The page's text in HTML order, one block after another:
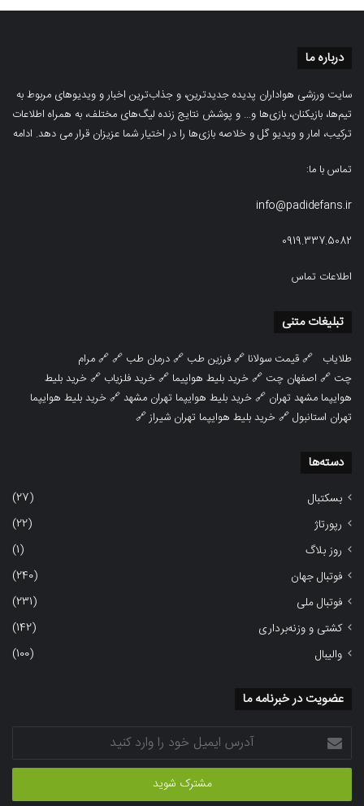
درباره ما
سایت ورزشی هواداران پدیده جدیدترین، و جذاب‌ترین اخبار و ویدیوهای مربوط به
تیم‌ها، بازیکنان، بازی‌ها و… و پوشش نتایج زنده لیگ‌های مختلف، به همراه اطلاعات
ترکیب، امار و ویدیو‌‌ گل‌ و خلاصه بازی‌ها را در اختیار شما عزیزان قرار می دهد. ادامه
تماس با ما:
info@padidefans.ir
0919.337.5082
اطلاعات تماس
تبلیغات متنی
طلایاب 🔗قیمت سولانا 🔗فرزین طب 🔗درمان طب 🔗 🔗مرام
چت 🔗 اصفهان چت 🔗خرید بلیط هواپیما 🔗خرید فلزیاب 🔗خرید بلیط
هوایپما مشهد تهران 🔗خرید بلیط هوایپما تهران مشهد🔗خرید بلیط هوایپما
تهران استانبول🔗خرید بلیط هوایپما تهران شیراز🔗
دسته‌ها
بسکتبال
(27)
رپورتاژ
(22)
روز بلاگ
(1)
فوتبال جهان
(240)
فوتبال ملی
(231)
کشتی و وزنه‌برداری
(142)
والیبال
(100)
عضویت در خبرنامه ما
آدرس
ایمیل
خود